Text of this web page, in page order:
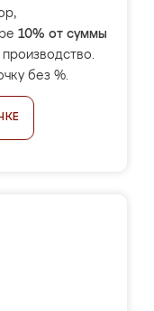
10% от суммы
без %.